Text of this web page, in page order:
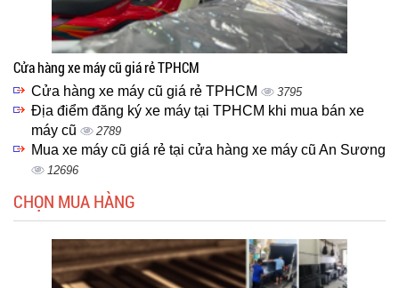
Cửa hàng xe máy cũ giá rẻ TPHCM
Cửa hàng xe máy cũ giá rẻ TPHCM 3795
Địa điểm đăng ký xe máy tại TPHCM khi mua bán xe
máy cũ
2789
Mua xe máy cũ giá rẻ tại cửa hàng xe máy cũ An Sương
12696
CHỌN MUA HÀNG